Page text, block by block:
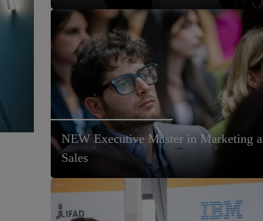
NEW Executive Master in Marketing
Sales